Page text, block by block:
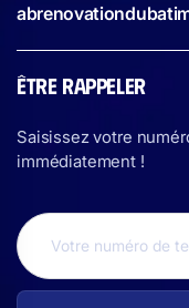
ÊTRE RAPPELER
Saisissez votre
immédiatement !